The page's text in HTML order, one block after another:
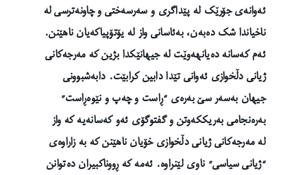
ئەوانەی جۆرێک لە پێداگری و سەرسەختی و چاونەترسی لە
ناخیاندا شک دەبەن، بەئاسانی واز لە یۆتۆپیاکەیان ناهێنن.
ئەم کەسانە دەیانهەوێت لە جیهانێکدا بژین کە مەرجەکانی
ژیانی دڵخوازی ئەوانی تێدا دابین کرابێت. دابەشبوونی
جیهان بەسەر سێ بەرەی “ڕاست و چەپ و نێوەڕاست”
بەرەنجامی بەریککەوتن و گفتوگۆی ئەو کەسانەیە کە واز
لە مەرجەکانی ژیانی دڵخوازی خۆیان ناهێنن کە بە زاراوەی
“ژیانی سیاسی” ناوی لێنراوە. ئەمە کە ڕووناکبیران دەتوانن